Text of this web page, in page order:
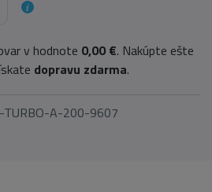
v hodnote 0,00 €. Nakúpte ešte
dopravu zdarma.
A-200-9607